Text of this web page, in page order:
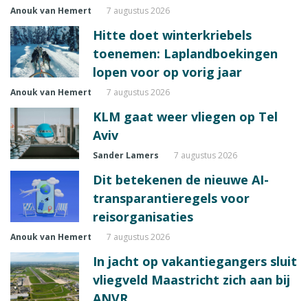
Anouk van Hemert 7 augustus 2026
Hitte doet winterkriebels
toenemen: Laplandboekingen
lopen voor op vorig jaar
Anouk van Hemert 7 augustus 2026
KLM gaat weer vliegen op Tel
Aviv
Sander Lamers 7 augustus 2026
Dit betekenen de nieuwe AI-
transparantieregels voor
reisorganisaties
Anouk van Hemert 7 augustus 2026
In jacht op vakantiegangers sluit
vliegveld Maastricht zich aan bij